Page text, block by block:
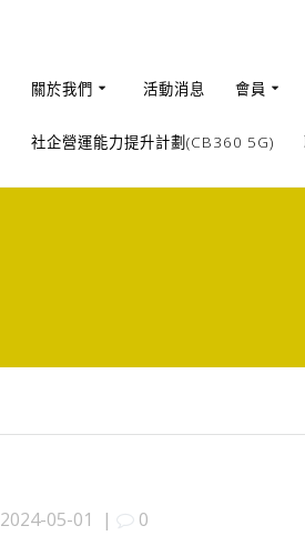
關於我們 活動消息 會員
社企營運能力提升計劃(CB360 5G)
2024-05-01 | 0